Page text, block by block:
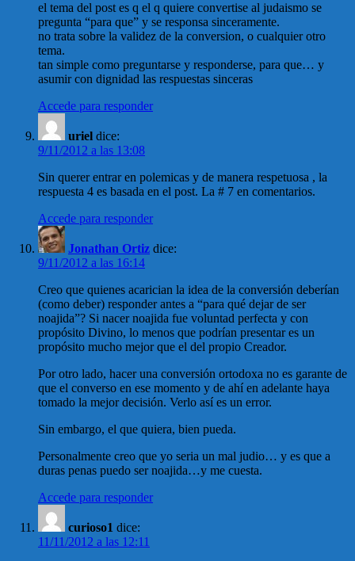
el tema del post es q el q quiere convertise al judaismo se
pregunta “para que” y se responsa sinceramente.
no trata sobre la validez de la conversion, o cualquier otro
tema.
tan simple como preguntarse y responderse, para que… y
asumir con dignidad las respuestas sinceras
Accede para responder
uriel dice:
9/11/2012 a las 13:08
Sin querer entrar en polemicas y de manera respetuosa , la
respuesta 4 es basada en el post. La # 7 en comentarios.
Accede para responder
Jonathan Ortiz dice:
9/11/2012 a las 16:14
Creo que quienes acarician la idea de la conversión deberían
(como deber) responder antes a “para qué dejar de ser
noajida”? Si nacer noajida fue voluntad perfecta y con
propósito Divino, lo menos que podrían presentar es un
propósito mucho mejor que el del propio Creador.
Por otro lado, hacer una conversión ortodoxa no es garante de
que el converso en ese momento y de ahí en adelante haya
tomado la mejor decisión. Verlo así es un error.
Sin embargo, el que quiera, bien pueda.
Personalmente creo que yo seria un mal judio… y es que a
duras penas puedo ser noajida…y me cuesta.
Accede para responder
curioso1 dice:
11/11/2012 a las 12:11